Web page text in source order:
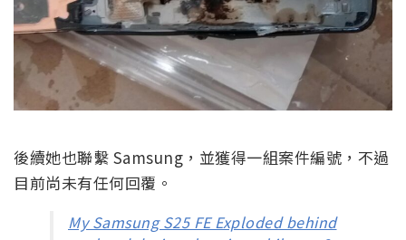
後續她也聯繫 Samsung，並獲得一組案件編號，不過
目前尚未有任何回覆。
My Samsung S25 FE Exploded behind